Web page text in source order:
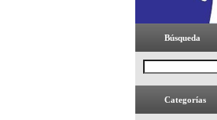
Búsqueda
Categorías